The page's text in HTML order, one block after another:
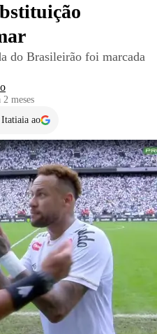
do Brasileirão foi marcada
2 meses
ao